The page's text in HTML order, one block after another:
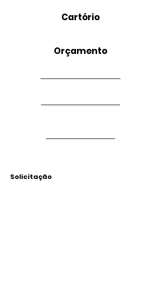
Cartório
Orçamento
Solicitação